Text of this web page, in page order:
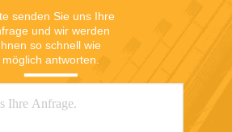
senden Sie uns Ihre
und wir werden
so schnell wie
möglich antworten.